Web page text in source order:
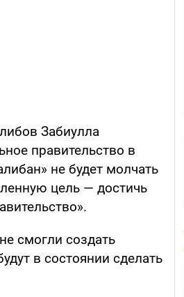
Забиулла
правительство в
не будет молчать
цель — достичь
смогли создать
в состоянии сделать